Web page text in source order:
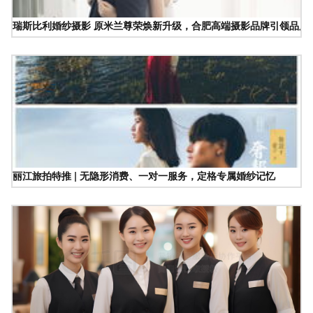
瑞斯比利婚纱摄影 原米兰尊荣焕新升级，合肥高端摄影品牌引领品质
丽江旅拍特推 | 无隐形消费、一对一服务，定格专属婚纱记忆